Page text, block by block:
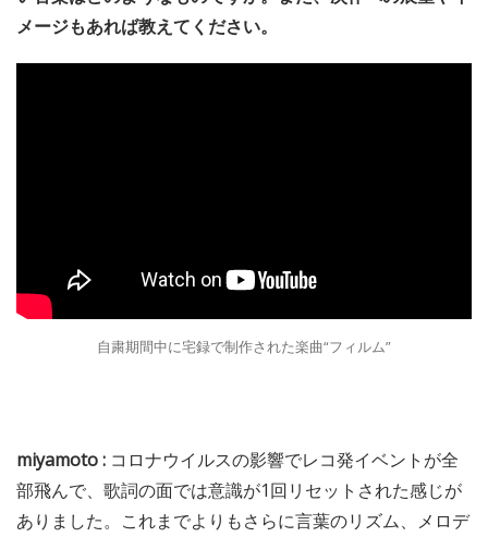
メージもあれば教えてください。
自粛期間中に宅録で制作された楽曲“フィルム”
miyamoto : コロナウイルスの影響でレコ発イベントが全
部飛んで、歌詞の面では意識が1回リセットされた感じが
ありました。これまでよりもさらに言葉のリズム、メロデ